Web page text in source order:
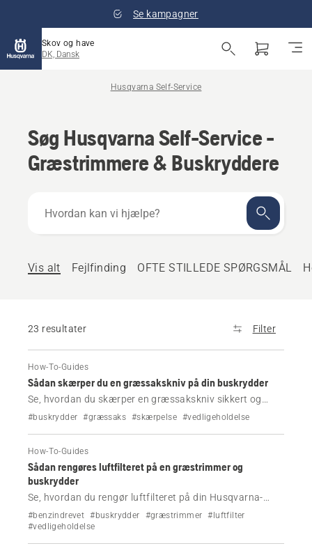
Se kampagner
Skov og have
DK, Dansk
Husqvarna Self-Service
Søg Husqvarna Self-Service -
Græstrimmere & Buskryddere
kan
Vis alt
Fejlfinding OFTE STILLEDE SPØRGSMÅL
23 resultater Filter
How-To-Guides
Sådan skærper du en græssakskniv på din buskrydder
Se, hvordan du skærper en græssakskniv sikkert og
korrekt på din Husqvarna-buskrydder. Følg vores trin
#buskrydder #græssaks #skærpelse #vedligeholdelse
How-To-Guides
Sådan rengøres luftfilteret på en græstrimmer og
buskrydder
Se, hvordan du rengør luftfilteret på din Husqvarna-
græstrimmer eller -buskrydder for at forbedre ydeevnen,
reducere brændstofforbruget og forebygge
#benzindrevet #buskrydder #græstrimmer
#luftfilter
#vedligeholdelse